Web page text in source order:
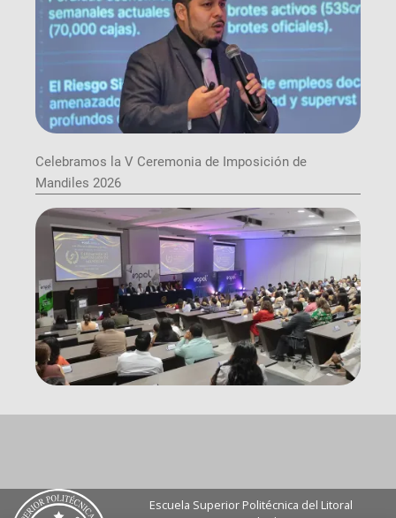
Celebramos la V Ceremonia de Imposición de
Mandiles 2026
Escuela Superior Politécnica del Litoral